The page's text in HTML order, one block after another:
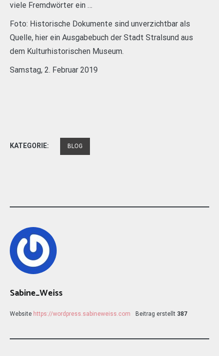
viele Fremdwörter ein …
Foto: Historische Dokumente sind unverzichtbar als
Quelle, hier ein Ausgabebuch der Stadt Stralsund aus
dem Kulturhistorischen Museum.
Samstag, 2. Februar 2019
KATEGORIE: BLOG
Sabine_Weiss
Website https://wordpress.sabineweiss.com Beitrag erstellt 387